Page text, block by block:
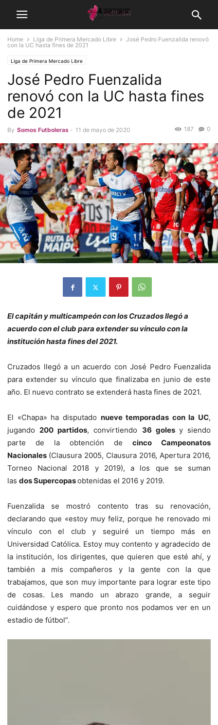
Home Liga de Primera Mercado Libre
José Pedro Fuenzalida renovó
con la UC hasta fines de 2021
Liga de Primera Mercado Libre
José Pedro Fuenzalida
renovó con la UC hasta fines
de 2021
By Somos Futboleras - 11 de mayo de 2020 0
187
El capitán y multicampeón con los Cruzados llegó a
acuerdo con el club para extender su vínculo con la
institución hasta fines del 2021.
Cruzados llegó a un acuerdo con José Pedro Fuenzalida
para extender su vínculo que finalizaba en junio de este
año. El nuevo contrato se extenderá hasta fines de 2021.
El «Chapa» ha disputado nueve temporadas con la UC,
jugando200 partidos, convirtiendo 36 goles y siendo
parte de la obtención de cinco Campeonatos
Nacionales (Clausura 2005, Clausura 2016, Apertura 2016,
Torneo Nacional 2018 y 2019), a los que se suman
las dos Supercopasobtenidas el 2016 y 2019.
Fuenzalida se mostró contento tras su renovación,
declarando que «estoy muy feliz, porque he renovado mi
vínculo con el club y seguiré un tiempo más en
Universidad Católica. Estoy muy contento y agradecido de
la institución, los dirigentes, que quieren que esté ahí, y
también a mis compañeros y la gente con la que
trabajamos, que son muy importante para lograr este tipo
de cosas. Les mando un abrazo grande, a seguir
cuidándose y espero que pronto nos podamos ver en un
estadio de fútbol”.